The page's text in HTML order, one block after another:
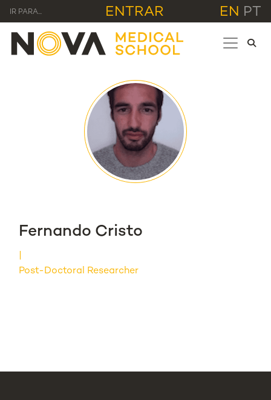
IR PARA... ENTRAR EN PT
Fernando Cristo
Post-Doctoral Researcher